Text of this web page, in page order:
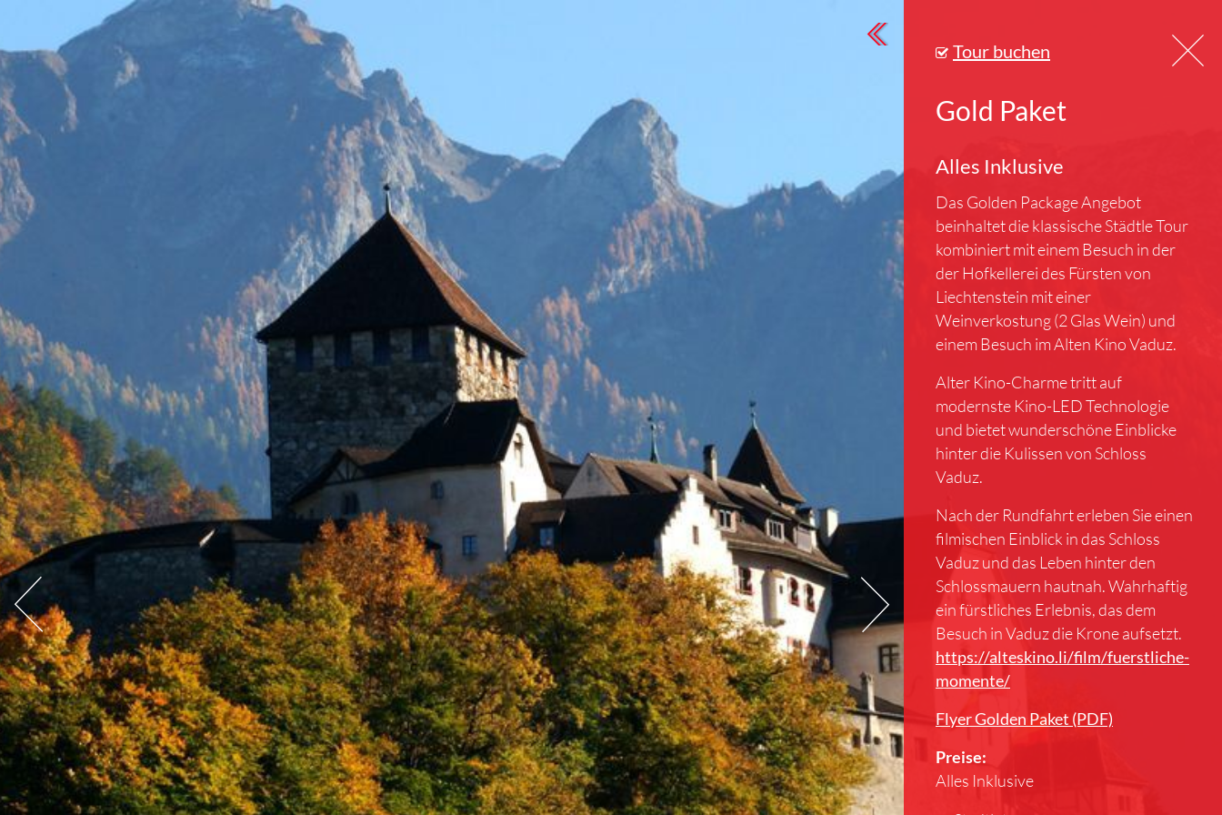
Tour buchen
Gold Paket
Alles Inklusive
Das Golden Package Angebot
beinhaltet die klassische Städtle Tour
kombiniert mit einem Besuch in der
der Hofkellerei des Fürsten von
Liechtenstein mit einer
Weinverkostung (2 Glas Wein) und
einem Besuch im Alten Kino Vaduz.
Alter Kino-Charme tritt auf
modernste Kino-LED Technologie
und bietet wunderschöne Einblicke
hinter die Kulissen von Schloss
Vaduz.
Nach der Rundfahrt erleben Sie einen
filmischen Einblick in das Schloss
Vaduz und das Leben hinter den
Schlossmauern hautnah. Wahrhaftig
ein fürstliches Erlebnis, das dem
Besuch in Vaduz die Krone aufsetzt.
https://alteskino.li/film/fuerstliche-
momente/
Flyer Golden Paket (PDF)
Preise:
Alles Inklusive